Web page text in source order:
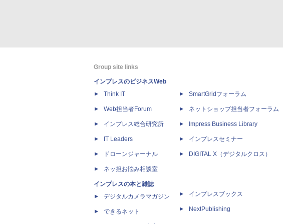
Group site links
インプレスのビジネスWeb
Think IT
Web担当者Forum
インプレス総合研究所
IT Leaders
ドローンジャーナル
ネッ担お悩み相談室
インプレスの本と雑誌
デジタルカメラマガジン
できるネット
SmartGridフォーラム
ネットショップ担当者フォーラム
Impress Business Library
インプレスセミナー
DIGITAL X（デジタルクロス）
インプレスブックス
NextPublishing